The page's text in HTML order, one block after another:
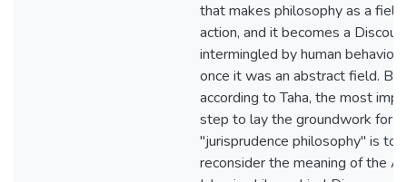
that makes philosophy as a
action, and it becomes a
intermingled by human behavior,
once it was an abstract field.
according to Taha, the most
step to lay the groundwork for
"jurisprudence philosophy" is to
reconsider the meaning of the